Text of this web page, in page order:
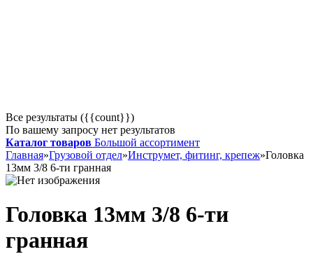
Все результаты ({{count}})
По вашему запросу нет результатов
Каталог товаров Большой ассортимент
Главная»Грузовой отдел»Инструмет, фитинг, крепеж»Головка
13мм 3/8 6-ти гранная
Головка 13мм 3/8 6-ти
гранная